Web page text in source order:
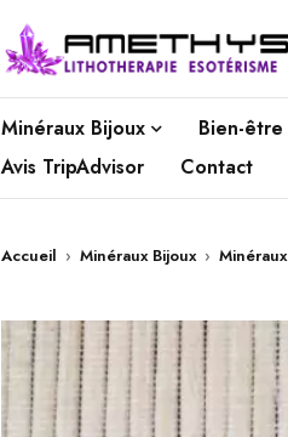
Minéraux Bijoux Bien-être
Avis TripAdvisor
Contact
Accueil › Minéraux Bijoux › Minéraux